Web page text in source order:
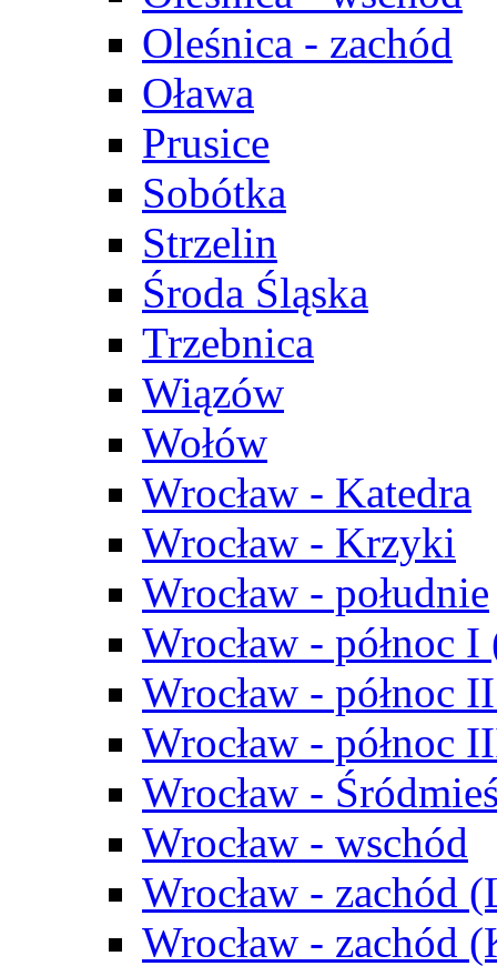
Oleśnica - zachód
Oława
Prusice
Sobótka
Strzelin
Środa Śląska
Trzebnica
Wiązów
Wołów
Wrocław - Katedra
Wrocław - Krzyki
Wrocław - południe
Wrocław - północ
Wrocław - północ
Wrocław - północ
Wrocław -
Wrocław - wschód
Wrocław - zachód
Wrocław - zachód